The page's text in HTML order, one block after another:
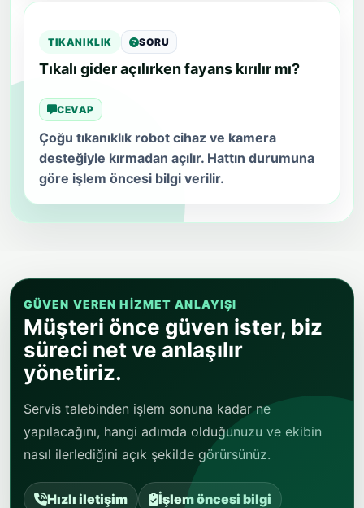
TIKANIKLIK SORU
Tıkalı gider açılırken fayans kırılır mı?
CEVAP
Çoğu tıkanıklık robot cihaz ve kamera
desteğiyle kırmadan açılır. Hattın durumuna
göre işlem öncesi bilgi verilir.
GÜVEN VEREN HIZMET ANLAYIŞI
Müşteri önce güven ister, biz
süreci net ve anlaşılır
yönetiriz.
Servis talebinden işlem sonuna kadar ne
yapılacağını, hangi adımda olduğunuzu ve ekibin
nasıl ilerlediğini açık şekilde görürsünüz.
Hızlı iletişim İşlem öncesi bilgi